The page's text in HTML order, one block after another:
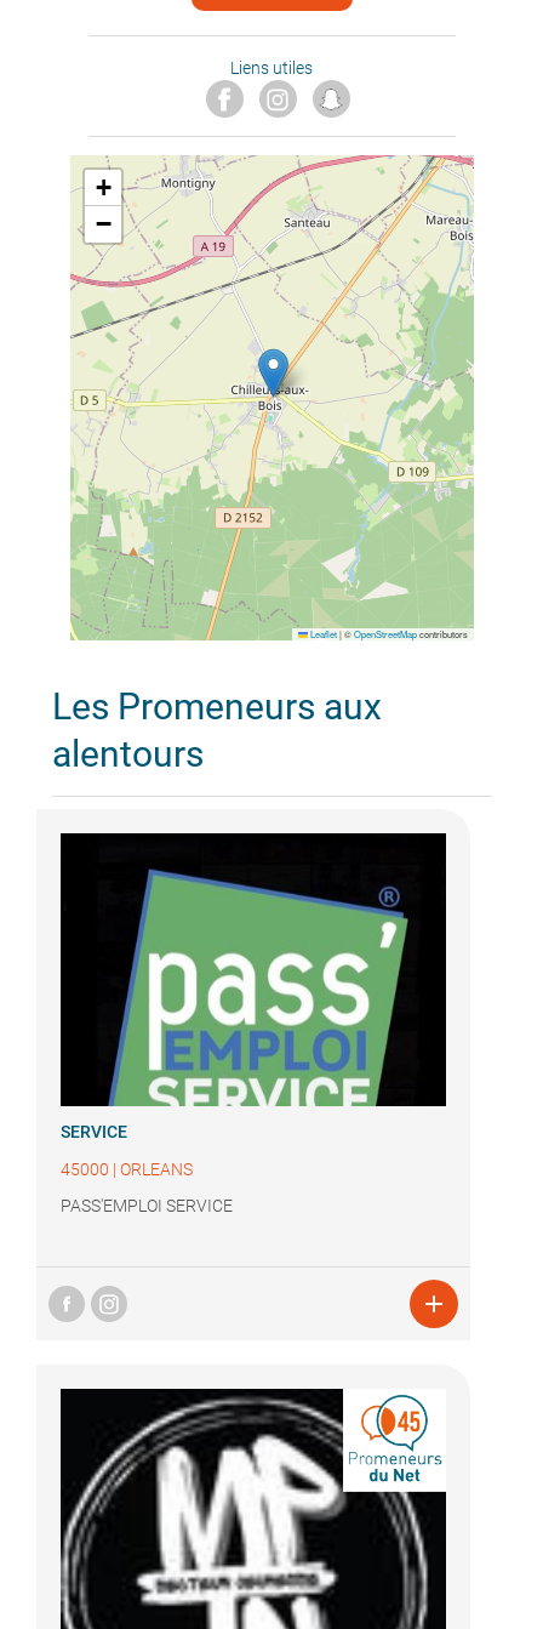
Liens utiles
+
−
Leaflet |©OpenStreetMapcontributors
Les Promeneurs aux
alentours
SERVICE
45000 | ORLEANS
PASS'EMPLOI SERVICE
